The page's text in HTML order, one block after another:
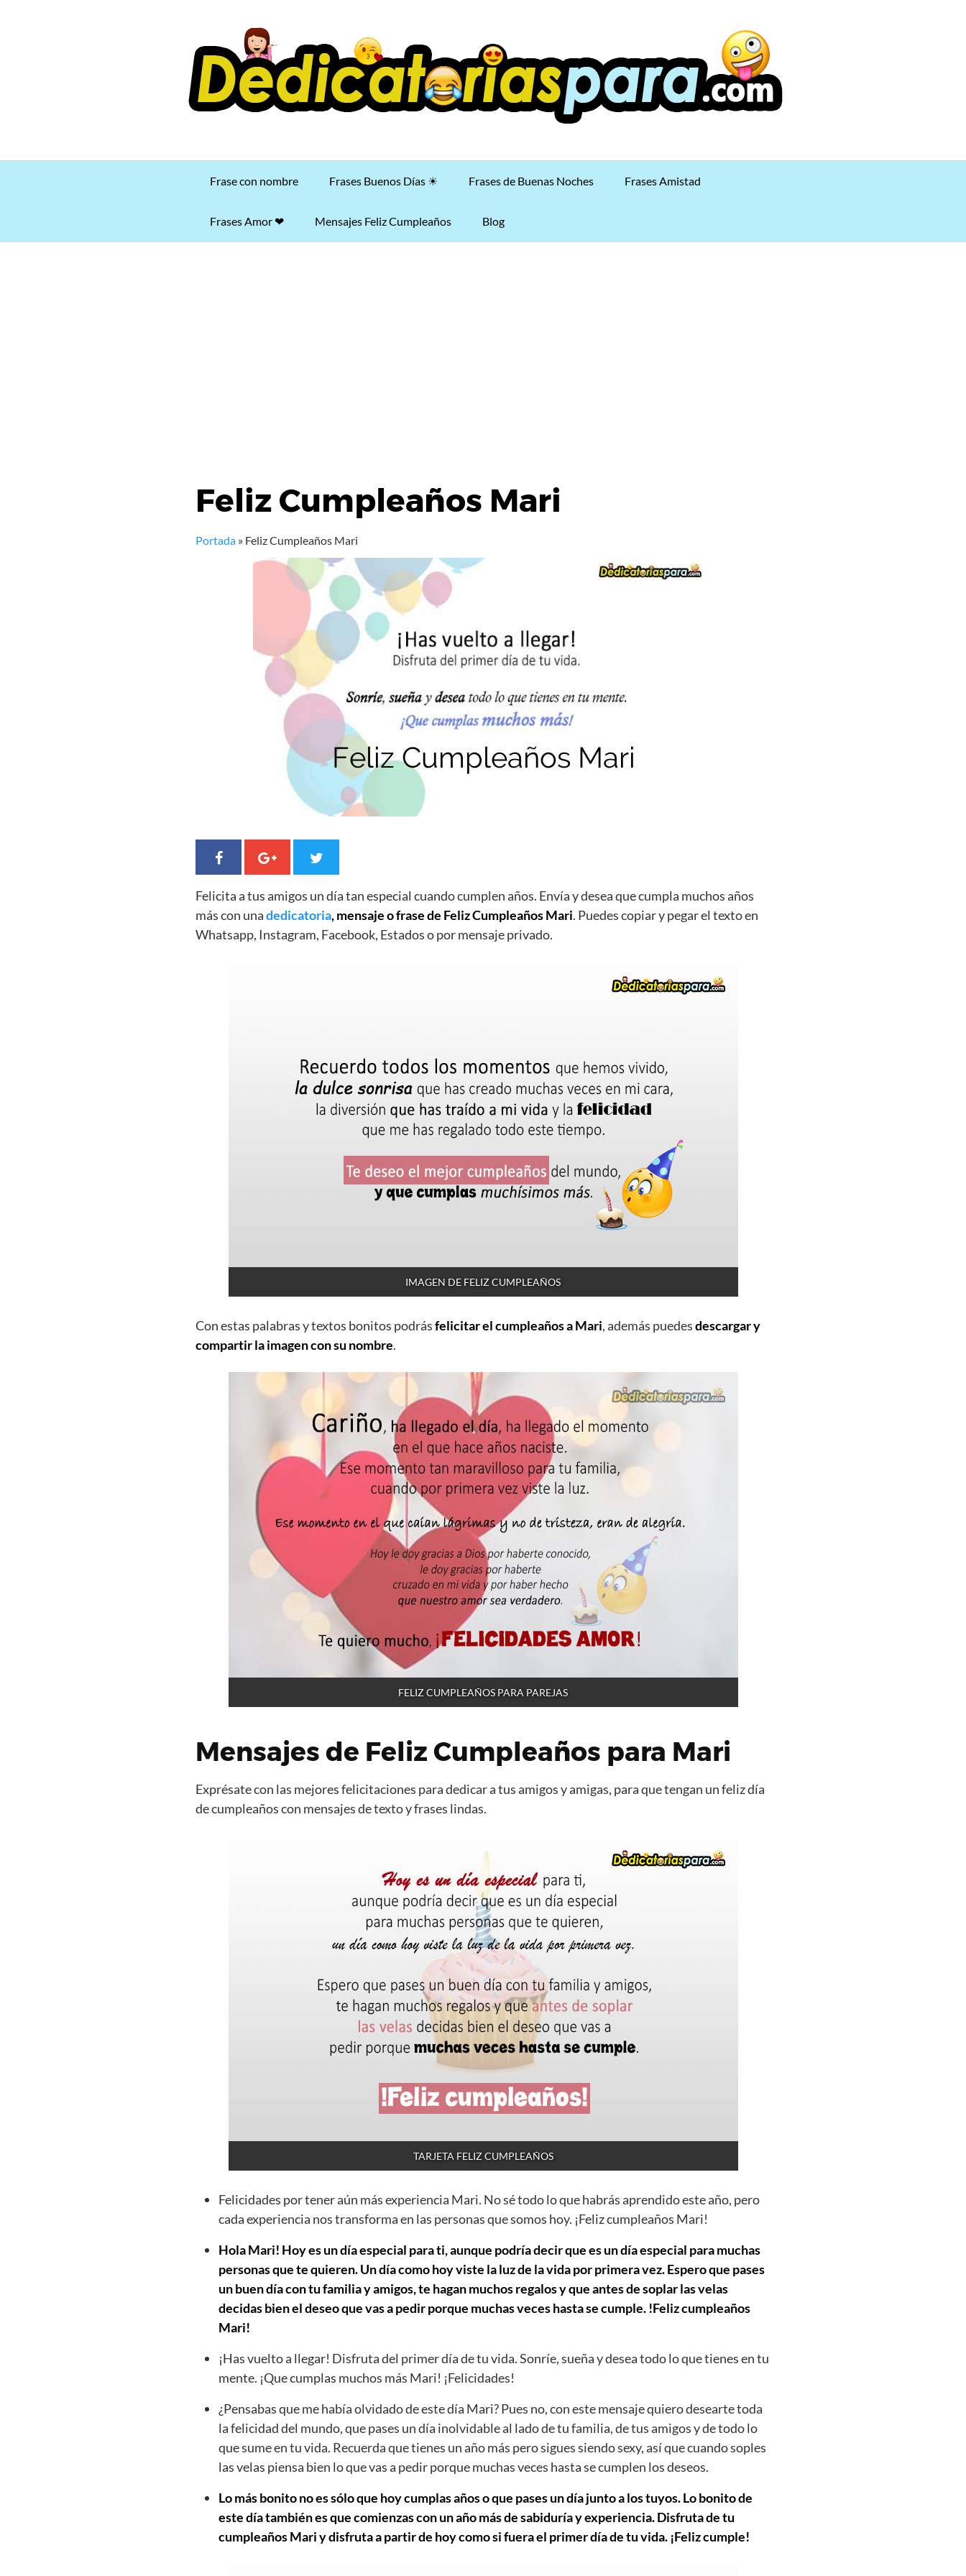
Frase con nombre Frases Buenos Días ☀ Frases de Buenas Noches Frases Amistad
Frases Amor ❤ Mensajes Feliz Cumpleaños Blog
Feliz Cumpleaños Mari
Portada » Feliz Cumpleaños Mari
Felicita a tus amigos un día tan especial cuando cumplen años. Envía y desea que cumpla muchos años
más con unadedicatoria, mensaje o frase de Feliz Cumpleaños Mari. Puedes copiar y pegar el texto en
Whatsapp, Instagram, Facebook, Estados o por mensaje privado.
IMAGEN DE FELIZ CUMPLEAÑOS
Con estas palabras y textos bonitos podrásfelicitar el cumpleaños a Mari, además puedesdescargar y
compartir la imagen con su nombre.
FELIZ CUMPLEAÑOS PARA PAREJAS
Mensajes de Feliz Cumpleaños para Mari
Exprésate con las mejores felicitaciones para dedicar a tus amigos y amigas, para que tengan un feliz día
de cumpleaños con mensajes de texto y frases lindas.
TARJETA FELIZ CUMPLEAÑOS
Felicidades por tener aún más experiencia Mari. No sé todo lo que habrás aprendido este año, pero
cada experiencia nos transforma en las personas que somos hoy. ¡Feliz cumpleaños Mari!
Hola Mari! Hoy es un día especial para ti, aunque podría decir que es un día especial para muchas
personas que te quieren. Un día como hoy viste la luz de la vida por primera vez. Espero que pases
un buen día con tu familia y amigos, te hagan muchos regalos y que antes de soplar las velas
decidas bien el deseo que vas a pedir porque muchas veces hasta se cumple. !Feliz cumpleaños
Mari!
¡Has vuelto a llegar! Disfruta del primer día de tu vida. Sonríe, sueña y desea todo lo que tienes en tu
mente. ¡Que cumplas muchos más Mari! ¡Felicidades!
¿Pensabas que me había olvidado de este día Mari? Pues no, con este mensaje quiero desearte toda
la felicidad del mundo, que pases un día inolvidable al lado de tu familia, de tus amigos y de todo lo
que sume en tu vida. Recuerda que tienes un año más pero sigues siendo sexy, así que cuando soples
las velas piensa bien lo que vas a pedir porque muchas veces hasta se cumplen los deseos.
Lo más bonito no es sólo que hoy cumplas años o que pases un día junto a los tuyos. Lo bonito de
este día también es que comienzas con un año más de sabiduría y experiencia. Disfruta de tu
cumpleaños Mari y disfruta a partir de hoy como si fuera el primer día de tu vida. ¡Feliz cumple!